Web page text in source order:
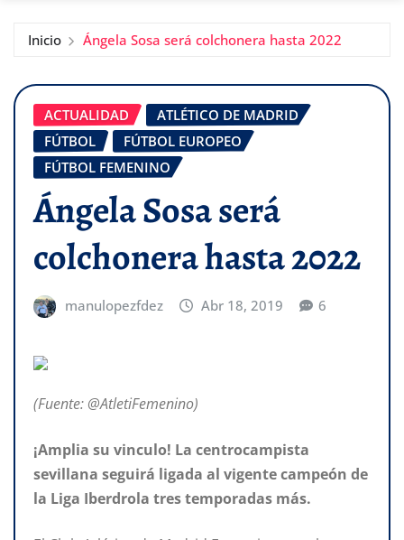
Inicio Ángela Sosa será colchonera hasta 2022
ACTUALIDAD
ATLÉTICO DE MADRID
FÚTBOL
FÚTBOL EUROPEO
FÚTBOL FEMENINO
Ángela Sosa será
colchonera hasta 2022
manulopezfdez Abr 18, 2019 6
(Fuente: @AtletiFemenino)
¡Amplia su vinculo! La centrocampista
sevillana seguirá ligada al vigente campeón de
la Liga Iberdrola tres temporadas más.